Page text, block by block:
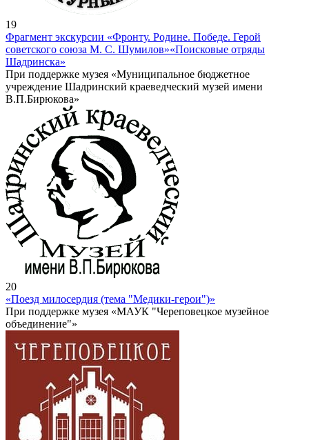
19
Фрагмент экскурсии «Фронту. Родине. Победе. Герой
советского союза М. С. Шумилов»«Поисковые отряды
Шадринска»
При поддержке музея «Муниципальное бюджетное
учреждение Шадринский краеведческий музей имени
В.П.Бирюкова»
20
«Поезд милосердия (тема "Медики-герои")»
При поддержке музея «МАУК "Череповецкое музейное
объединение"»